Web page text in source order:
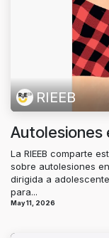
RIEEB
Autolesiones
La RIEEB comparte
sobre autolesiones
dirigida a
para...
May 11, 2026